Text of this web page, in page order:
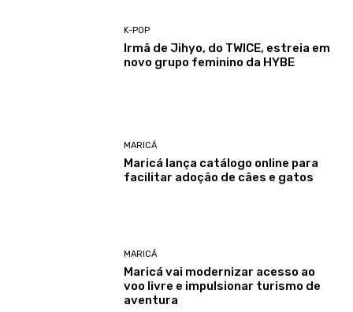
K-POP
Irmã de Jihyo, do TWICE, estreia em
novo grupo feminino da HYBE
MARICÁ
Maricá lança catálogo online para
facilitar adoção de cães e gatos
MARICÁ
Maricá vai modernizar acesso ao
voo livre e impulsionar turismo de
aventura